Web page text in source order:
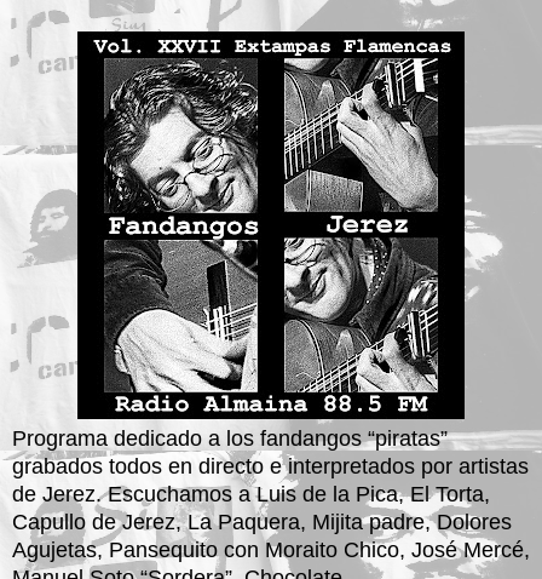
Programa dedicado a los fandangos “piratas”
grabados todos en directo e interpretados por artistas
de Jerez. Escuchamos a Luis de la Pica, El Torta,
Capullo de Jerez, La Paquera, Mijita padre, Dolores
Agujetas, Pansequito con Moraito Chico, José Mercé,